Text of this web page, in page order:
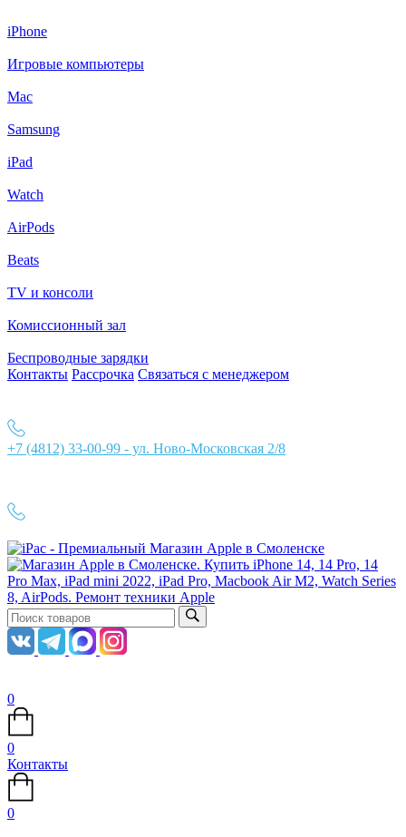
iPhone
Игровые компьютеры
Mac
Samsung
iPad
Watch
AirPods
Beats
TV и консоли
Комиссионный зал
Беспроводные зарядки
Контакты Рассрочка Связаться с менеджером
+7 (4812) 33-00-99 - ул. Ново-Московская 2/8
0
0
Контакты
0